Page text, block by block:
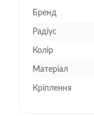
Бренд
Радіус
Колір
Матеріал
Кріплення